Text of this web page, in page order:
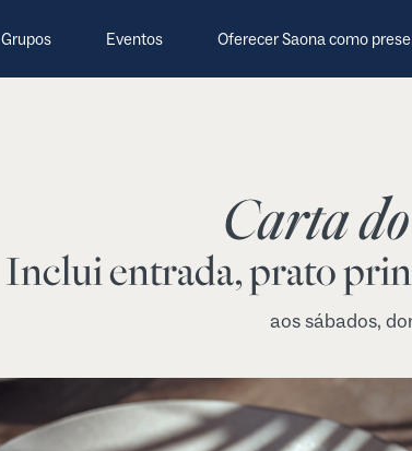
Grupos Eventos Oferecer Saona como
Carta
Inclui entrada, prato
aos sábados,